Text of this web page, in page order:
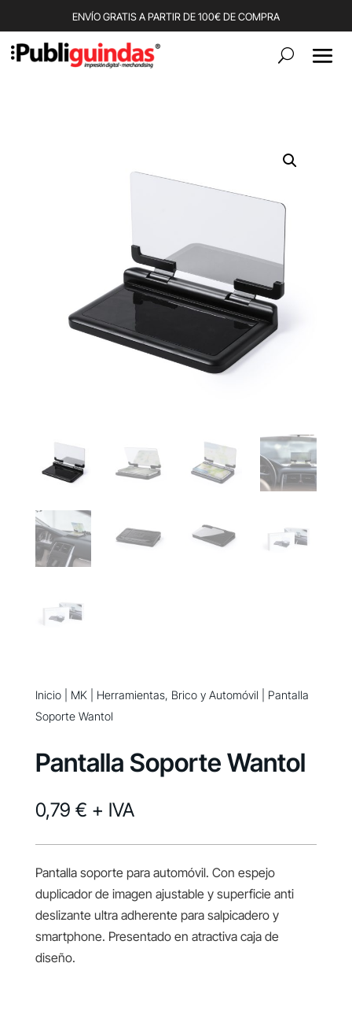
ENVÍO GRATIS A PARTIR DE 100€ DE COMPRA
Inicio| MK| Herramientas, Brico y Automóvil | Pantalla
Soporte Wantol
Pantalla Soporte Wantol
0,79 € + IVA
Pantalla soporte para automóvil. Con espejo
duplicador de imagen ajustable y superficie anti
deslizante ultra adherente para salpicadero y
smartphone. Presentado en atractiva caja de
diseño.